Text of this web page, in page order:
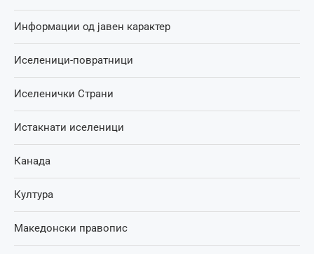
Информации од јавен карактер
Иселеници-повратници
Иселенички Страни
Истакнати иселеници
Канада
Култура
Македонски правопис